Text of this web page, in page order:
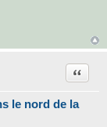
le nord de la